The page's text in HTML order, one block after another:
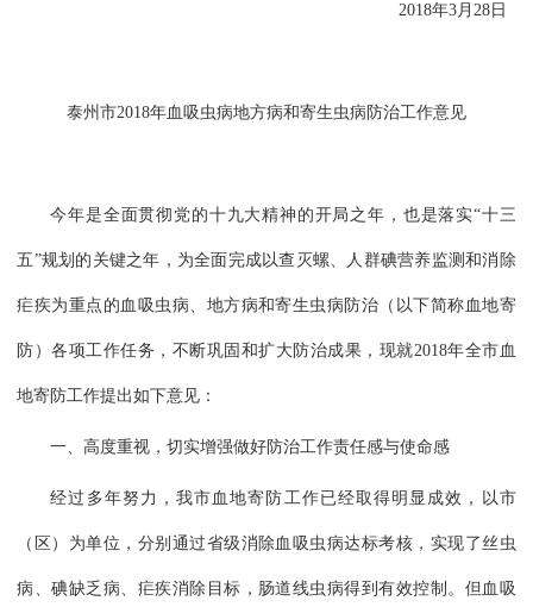
2018年3月28日
泰州市2018年血吸虫病地方病和寄生虫病防治工作意见
今年是全面贯彻党的十九大精神的开局之年，也是落实“十三
五”规划的关键之年，为全面完成以查灭螺、人群碘营养监测和消除
疟疾为重点的血吸虫病、地方病和寄生虫病防治（以下简称血地寄
防）各项工作任务，不断巩固和扩大防治成果，现就2018年全市血
地寄防工作提出如下意见：
一、高度重视，切实增强做好防治工作责任感与使命感
经过多年努力，我市血地寄防工作已经取得明显成效，以市
（区）为单位，分别通过省级消除血吸虫病达标考核，实现了丝虫
病、碘缺乏病、疟疾消除目标，肠道线虫病得到有效控制。但血吸